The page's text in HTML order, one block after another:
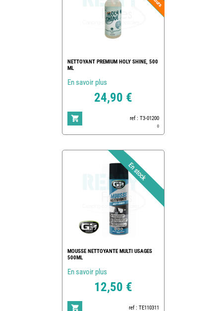
NETTOYANT PREMIUM HOLY SHINE, 500
ML
En savoir plus
24,90 €
ref : T3-01200
0
MOUSSE NETTOYANTE MULTI USAGES
500ML
En savoir plus
12,50 €
ref : TE110311